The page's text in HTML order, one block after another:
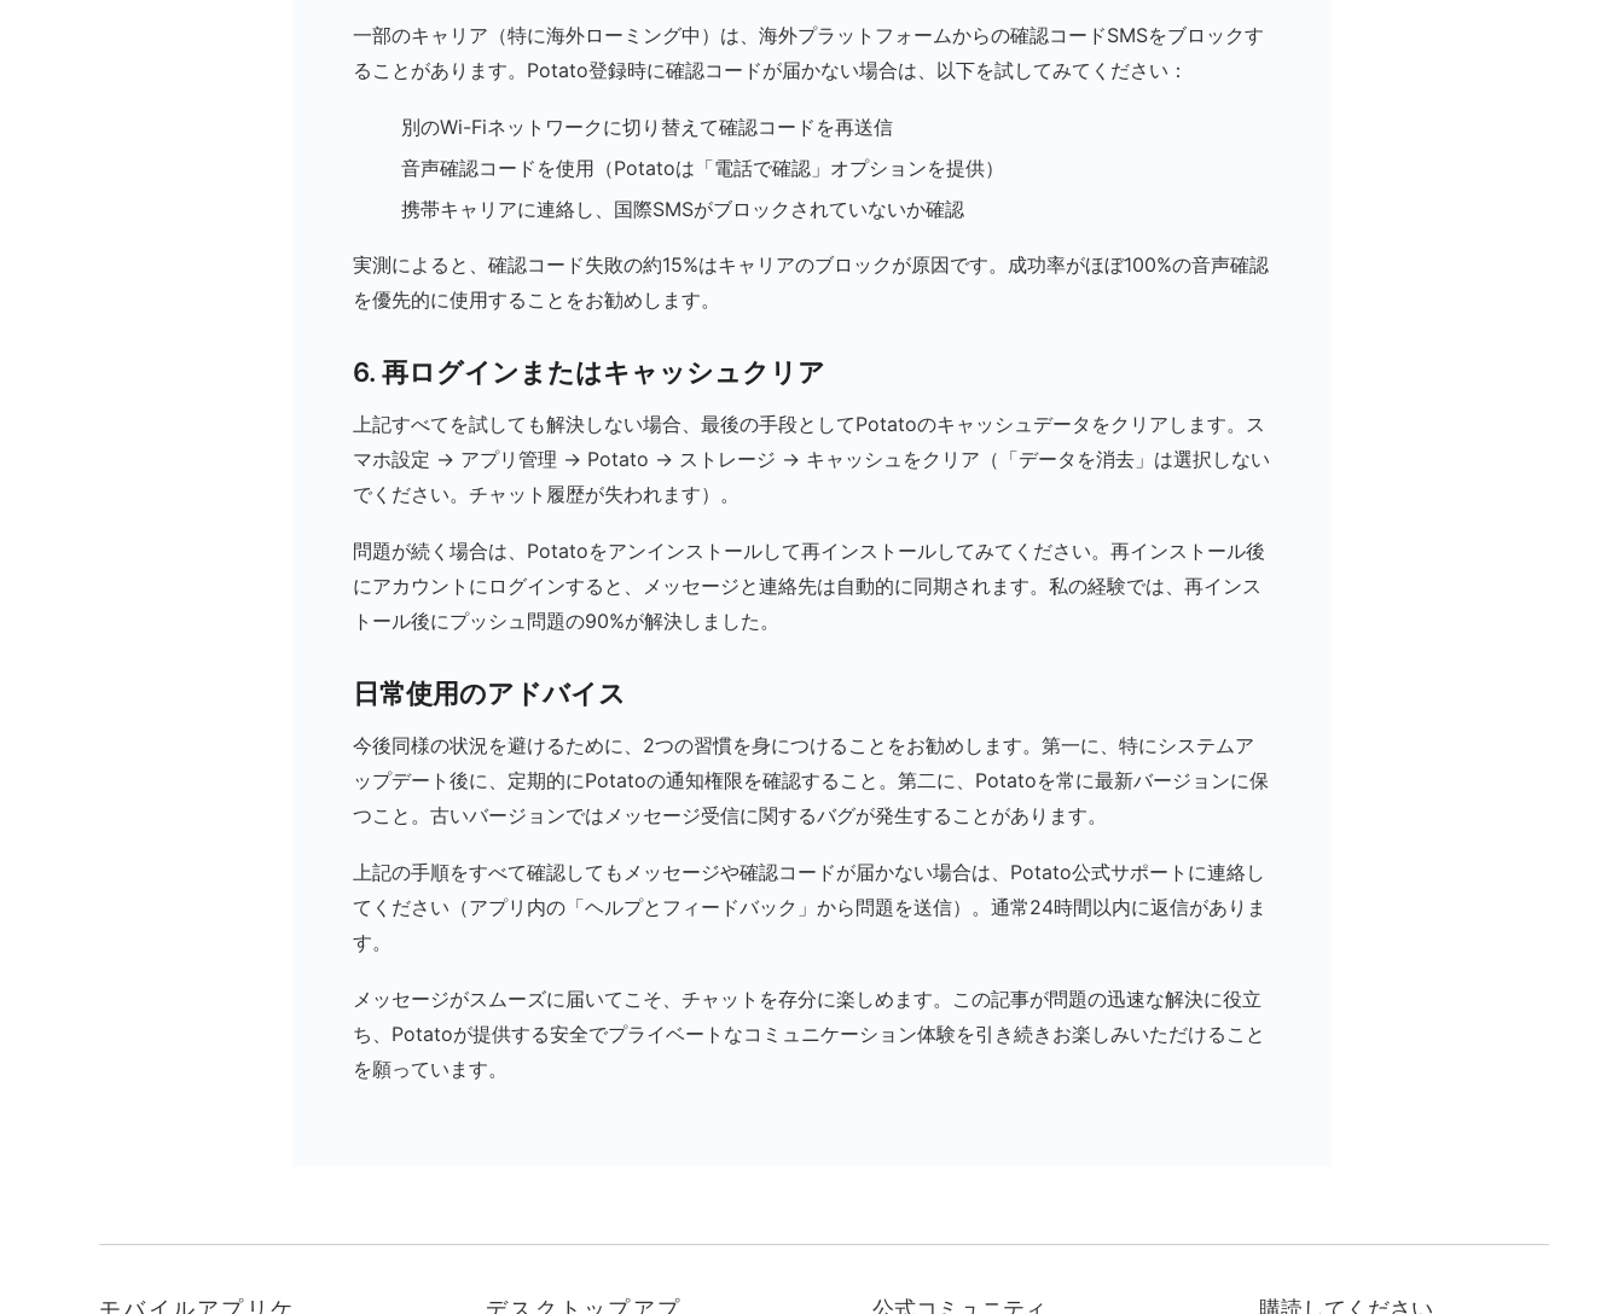
一部のキャリア（特に海外ローミング中）は、海外プラットフォームからの確認コードSMSをブロックす
ることがあります。Potato登録時に確認コードが届かない場合は、以下を試してみてください：
別のWi-Fiネットワークに切り替えて確認コードを再送信
音声確認コードを使用（Potatoは「電話で確認」オプションを提供）
携帯キャリアに連絡し、国際SMSがブロックされていないか確認
実測によると、確認コード失敗の約15%はキャリアのブロックが原因です。成功率がほぼ100%の音声確認
を優先的に使用することをお勧めします。
6. 再ログインまたはキャッシュクリア
上記すべてを試しても解決しない場合、最後の手段としてPotatoのキャッシュデータをクリアします。ス
マホ設定 → アプリ管理 → Potato → ストレージ → キャッシュをクリア（「データを消去」は選択しない
でください。チャット履歴が失われます）。
問題が続く場合は、Potatoをアンインストールして再インストールしてみてください。再インストール後
にアカウントにログインすると、メッセージと連絡先は自動的に同期されます。私の経験では、再インス
トール後にプッシュ問題の90%が解決しました。
日常使用のアドバイス
今後同様の状況を避けるために、2つの習慣を身につけることをお勧めします。第一に、特にシステムア
ップデート後に、定期的にPotatoの通知権限を確認すること。第二に、Potatoを常に最新バージョンに保
つこと。古いバージョンではメッセージ受信に関するバグが発生することがあります。
上記の手順をすべて確認してもメッセージや確認コードが届かない場合は、Potato公式サポートに連絡し
てください（アプリ内の「ヘルプとフィードバック」から問題を送信）。通常24時間以内に返信がありま
す。
メッセージがスムーズに届いてこそ、チャットを存分に楽しめます。この記事が問題の迅速な解決に役立
ち、Potatoが提供する安全でプライベートなコミュニケーション体験を引き続きお楽しみいただけること
を願っています。
モバイルアプリケ デスクトップアプ 公式コミュニティ 購読してください